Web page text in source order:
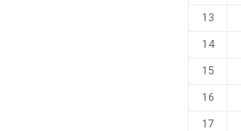
13
14
15
16
17